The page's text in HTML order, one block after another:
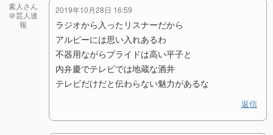
素人さん
＠芸人速
報
2019年10月28日 16:59
ラジオから入ったリスナーだから
アルピーには思い入れあるわ
不器用ながらプライドは高い平子と
内弁慶でテレビでは地蔵な酒井
テレビだけだと伝わらない魅力があるな
返信